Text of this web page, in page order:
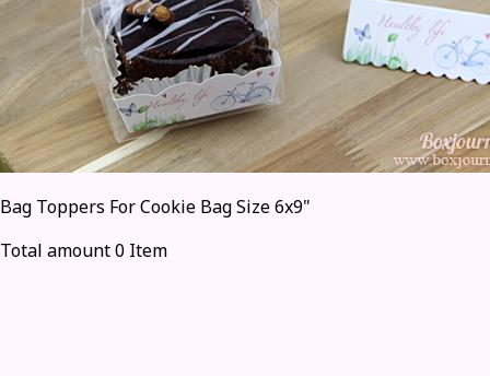
Bag Toppers For Cookie Bag Size 6x9"
Total amount 0 Item